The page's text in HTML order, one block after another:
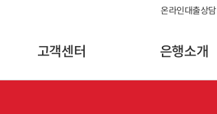
온라인대출상담
고객센터 은행소개